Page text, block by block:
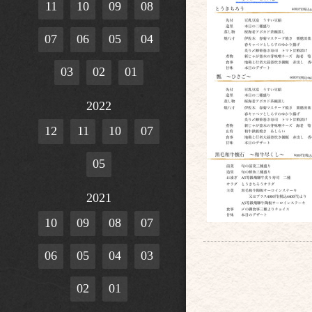
11 10 09 08
07 06 05 04
03 02 01
2022
12
11 10 07
05
2021
10
09 08 07
06 05 04 03
02 01